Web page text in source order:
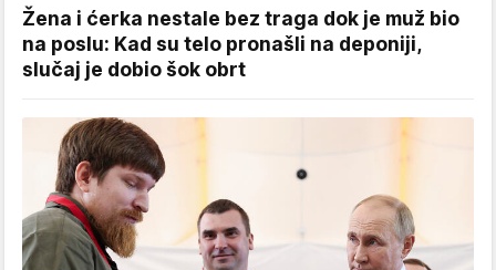
Žena i ćerka nestale bez traga dok je muž bio
na poslu: Kad su telo pronašli na deponiji,
slučaj je dobio šok obrt